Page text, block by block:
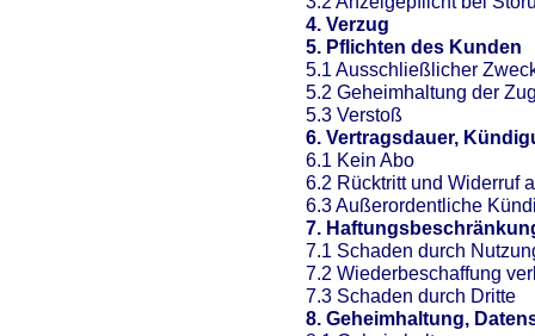
4. Verzug
5. Pflichten des Kunden
5.1 Ausschließlicher
5.2 Geheimhaltung der
5.3 Verstoß
6. Vertragsdauer,
6.1 Kein Abo
6.2 Rücktritt und Widerruf
6.3 Außerordentliche
7.
7.1 Schaden durch
7.2 Wiederbeschaffung
7.3 Schaden durch Dritte
8. Geheimhaltung,